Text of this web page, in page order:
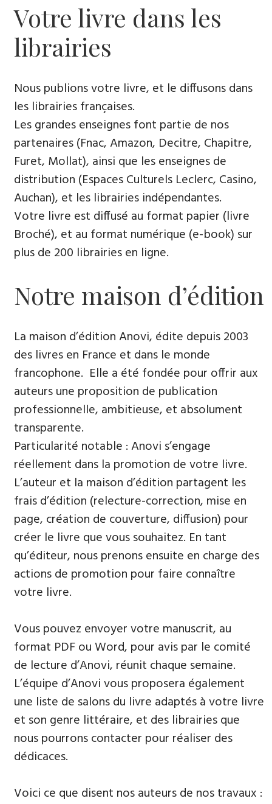
Votre livre dans les
librairies
Nous publions votre livre, et le diffusons dans
les librairies françaises​.
Les grandes enseignes font partie de nos
partenaires (Fnac, Amazon, Decitre, Chapitre,
Furet, Mollat), ainsi que les enseignes de
distribution (Espaces Culturels Leclerc, Casino,
Auchan), et les librairies indépendantes.
Votre livre est diffusé au format papier (livre
Broché), et au format numérique (e-book) sur
plus de 200 librairies en ligne.
Notre maison d’édition
La maison d’édition Anovi, édite depuis 2003
des livres en France et dans le monde
francophone. Elle a été fondée pour offrir aux
auteurs une proposition de publication
professionnelle, ambitieuse, et absolument
transparente.
Particularité notable : Anovi s’engage
réellement dans la promotion de votre livre.
L’auteur et la maison d’édition partagent les
frais d’édition (relecture-correction, mise en
page, création de couverture, diffusion) pour
créer le livre que vous souhaitez. En tant
qu’éditeur, nous prenons ensuite en charge des
actions de promotion pour faire connaître
votre livre.
Vous pouvez envoyer votre manuscrit, au
format PDF ou Word, pour avis par le comité
de lecture d’Anovi, réunit chaque semaine.
L’équipe d’Anovi vous proposera également
une liste de salons du livre adaptés à votre livre
et son genre littéraire, et des librairies que
nous pourrons contacter pour réaliser des
dédicaces.
Voici ce que disent nos auteurs de nos travaux :